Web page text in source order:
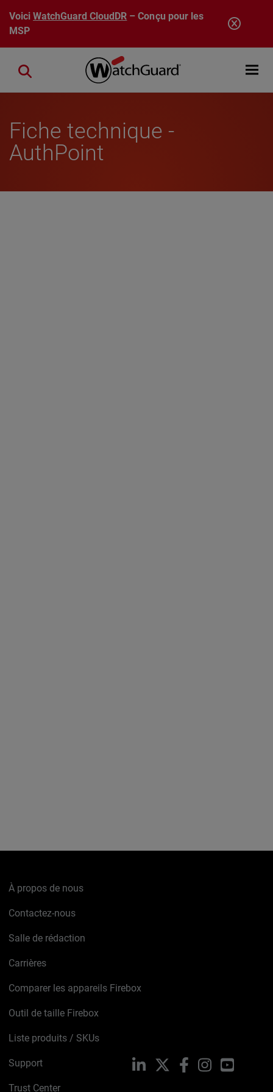
Aller au contenu principal
VoiciWatchGuard CloudDR – Conçu pour les
MSP
Open
Close search
Fiche technique -
AuthPoint
À propos de nous
Contactez-nous
Salle de rédaction
Carrières
Comparer les appareils Firebox
Outil de taille Firebox
Liste produits / SKUs
Support
Trust Center
LinkedIn FacebookInstagramYouTube